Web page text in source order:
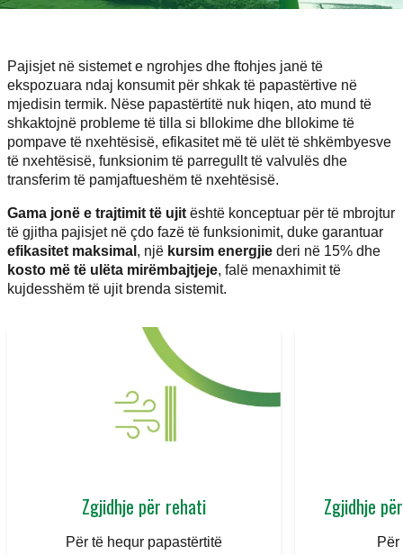
Pajisjet në sistemet e ngrohjes dhe ftohjes janë të
ekspozuara ndaj konsumit për shkak të papastërtive në
mjedisin termik. Nëse papastërtitë nuk hiqen, ato mund të
shkaktojnë probleme të tilla si bllokime dhe bllokime të
pompave të nxehtësisë, efikasitet më të ulët të shkëmbyesve
të nxehtësisë, funksionim të parregullt të valvulës dhe
transferim të pamjaftueshëm të nxehtësisë.
Gama jonë e trajtimit të ujit është konceptuar për të mbrojtur
të gjitha pajisjet në çdo fazë të funksionimit, duke garantuar
efikasitet maksimal , një kursim energjie deri në 15% dhe
kosto më të ulëta mirëmbajtjeje, falë menaxhimit të
kujdesshëm të ujit brenda sistemit.
Zgjidhje për rehati
Për të hequr papastërtitë
Zgjidhje